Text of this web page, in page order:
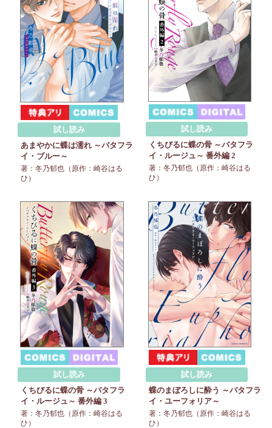
試し読み
あまやかに蝶は濡れ ～バタフラ
イ・ブルー～
著：冬乃郁也（原作：崎谷はる
ひ）
試し読み
くちびるに蝶の骨 ～バタフラ
イ・ルージュ～ 番外編 2
著：冬乃郁也（原作：崎谷はる
ひ）
試し読み
くちびるに蝶の骨 ～バタフラ
イ・ルージュ～ 番外編 3
著：冬乃郁也（原作：崎谷はる
ひ）
試し読み
蝶のまぼろしに酔う ～バタフラ
イ・ユーフォリア～
著：冬乃郁也（原作：崎谷はる
ひ）